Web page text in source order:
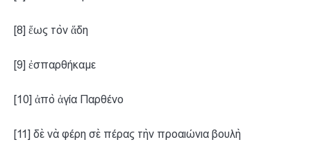
[8] ἕως τὸν ἅδη
[9] ἐσπαρθήκαμε
[10] ἀπὸ ἁγία Παρθένο
[11] δὲ νὰ φέρη σὲ πέρας τὴν προαιώνια βουλὴ